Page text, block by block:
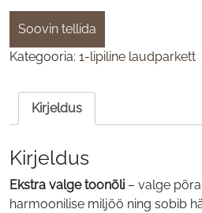
Soovin tellida
Kategooria: 1-lipiline laudparkett
Kirjeldus
Kirjeldus
Ekstra valge toonõli – valge
harmoonilise miljöö ning sobib